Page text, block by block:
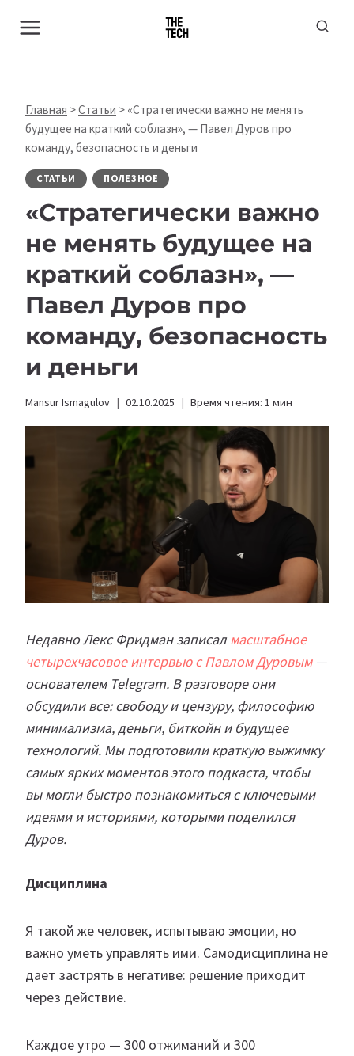
Главная >Статьи > «Стратегически важно не менять
будущее на краткий соблазн», — Павел Дуров про
команду, безопасность и деньги
СТАТЬИ ПОЛЕЗНОЕ
«Стратегически важно
не менять будущее на
краткий соблазн», —
Павел Дуров про
команду, безопасность
и деньги
Mansur Ismagulov 02.10.2025 Время чтения: 1 мин
Недавно Лекс Фридман записалмасштабное
четырехчасовое интервью с Павлом Дуровым—
основателем Telegram. В разговоре они
обсудили все: свободу и цензуру, философию
минимализма, деньги, биткойн и будущее
технологий. Мы подготовили краткую выжимку
самых ярких моментов этого подкаста, чтобы
вы могли быстро познакомиться с ключевыми
идеями и историями, которыми поделился
Дуров.
Дисциплина
Я такой же человек, испытываю эмоции, но
важно уметь управлять ими. Самодисциплина не
дает застрять в негативе: решение приходит
через действие.
Каждое утро — 300 отжиманий и 300